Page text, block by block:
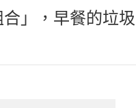
」，早餐的垃